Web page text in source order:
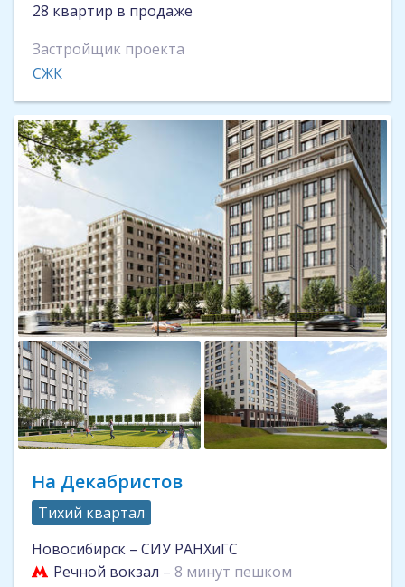
28 квартир в продаже
Застройщик проекта
СЖК
На Декабристов
Тихий квартал
Новосибирск – ​​СИУ РАНХиГС
Речной вокзал – 8 минут пешком